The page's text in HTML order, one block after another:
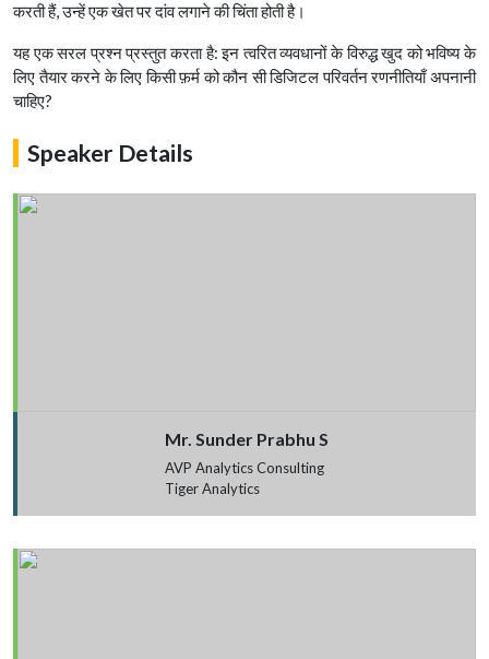
करती हैं, उन्हें एक खेत पर दांव लगाने की चिंता होती है।
यह एक सरल प्रश्न प्रस्तुत करता है:इन त्वरित व्यवधानों के विरुद्ध खुद को भविष्य के
लिए तैयार करने के लिए किसी फ़र्म को कौन सी डिजिटल परिवर्तन रणनीतियाँ अपनानी
चाहिए?
Speaker Details
Mr. Sunder Prabhu S
AVP Analytics Consulting
Tiger Analytics